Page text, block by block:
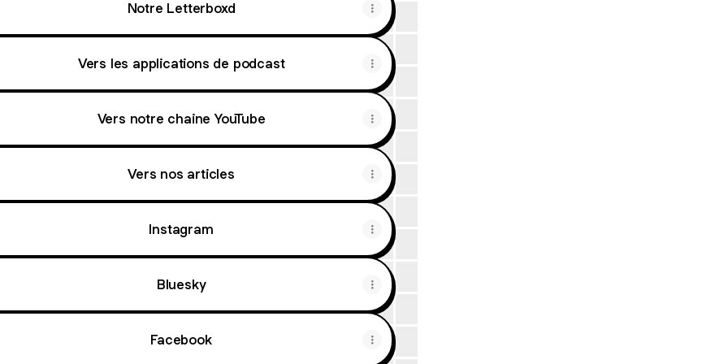
Notre Letterboxd
Vers les applications de podcast
Vers notre chaine YouTube
Vers nos articles
Instagram
Bluesky
Facebook